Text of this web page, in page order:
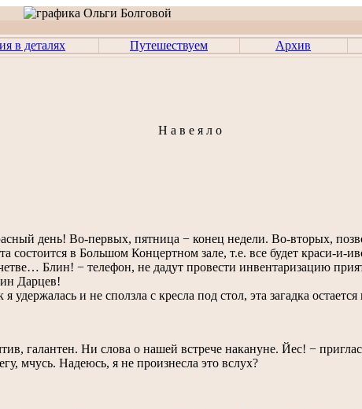
в деталях Путешествуем Архив
Н а в е я л о
день! Во-первых, пятница − конец недели. Во-вторых,
состоится в Большом Концертном зале, т.е. все будет краси-и-
Блин! − телефон, не дадут провести инвентаризацию
Дарцев!
и не сползла с кресла под стол, эта загадка
галантен. Ни слова о нашей встрече накануне. Йес! −
мчусь. Надеюсь, я не произнесла это вслух?